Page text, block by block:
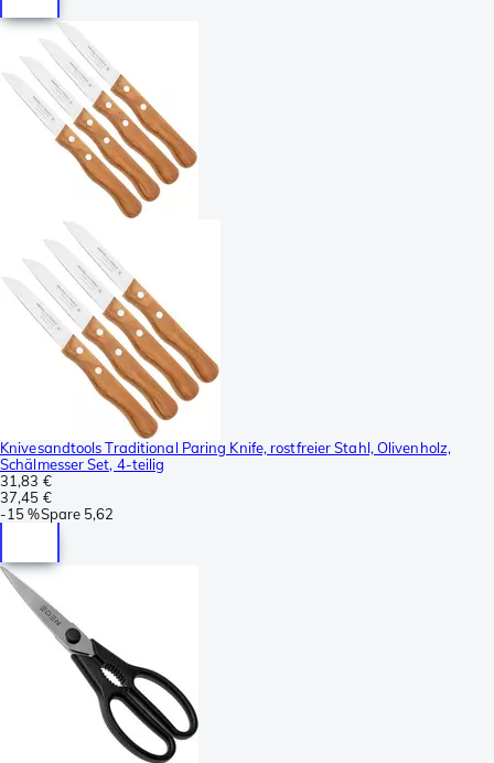
Knivesandtools Traditional Paring Knife, rostfreier Stahl, Olivenholz,
Schälmesser Set, 4-teilig
31,83 €
37,45 €
-15 %Spare 5,62